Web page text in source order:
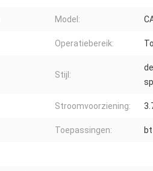
Model:
Operatiebereik:
Stijl:
Stroomvoorziening:
Toepassingen: